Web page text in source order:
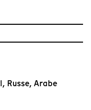
Russe, Arabe